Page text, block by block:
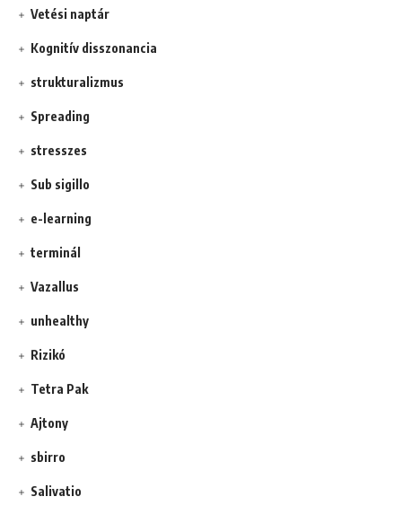
Vetési naptár
Kognitív disszonancia
strukturalizmus
Spreading
stresszes
Sub sigillo
e-learning
terminál
Vazallus
unhealthy
Rizikó
Tetra Pak
Ajtony
sbirro
Salivatio